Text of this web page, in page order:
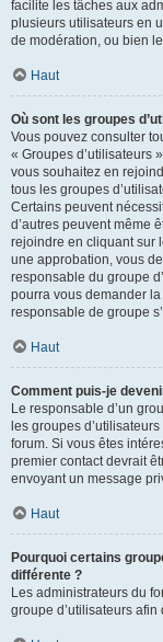
facilite les tâches aux
plusieurs utilisateurs en
de modération, ou bien
Haut
Où sont les groupes
Vous pouvez consulter
« Groupes d’utilisateurs
vous souhaitez en
tous les groupes
Certains peuvent
d’autres peuvent même
rejoindre en cliquant sur
une approbation, vous
responsable du groupe
pourra vous demander
responsable de groupe
Haut
Comment puis-je
Le responsable d’un
les groupes
forum. Si vous êtes
premier contact devrait
envoyant un message
Haut
Pourquoi certains
différente ?
Les administrateurs du
groupe d’utilisateurs